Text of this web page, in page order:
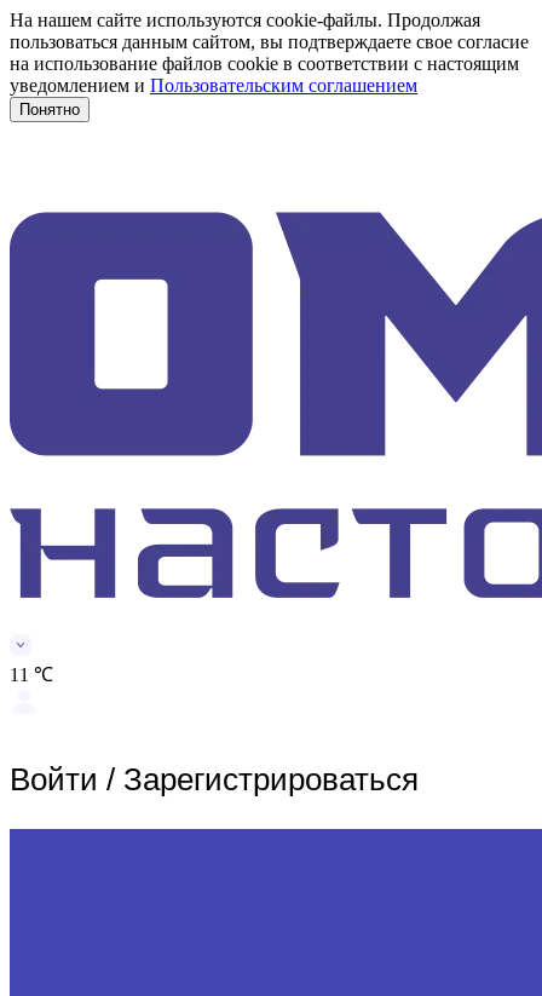
На нашем сайте используются cookie-файлы. Продолжая
пользоваться данным сайтом, вы подтверждаете свое согласие
на использование файлов cookie в соответствии с настоящим
уведомлением и Пользовательским соглашением
Понятно
11 ℃
Войти / Зарегистрироваться